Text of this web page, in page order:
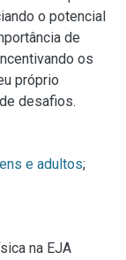
o potencial
de
os
próprio
desafios.
e adultos;
na EJA